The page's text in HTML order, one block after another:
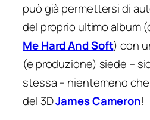
può già permettersi di
del proprio ultimo album
Me Hard And Soft) con
(e produzione) siede –
stessa – nientemeno
del 3DJames Cameron!